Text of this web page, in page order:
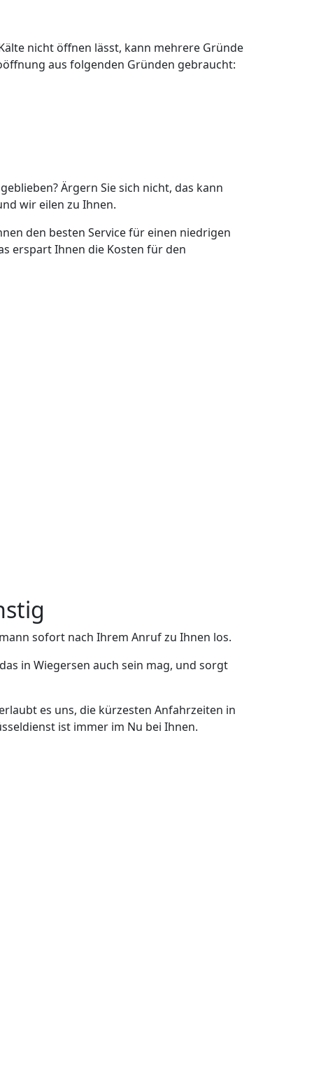
nicht öffnen lässt, kann mehrere Gründe
aus folgenden Gründen gebraucht:
Ärgern Sie sich nicht, das kann
wir eilen zu Ihnen.
den besten Service für einen niedrigen
erspart Ihnen die Kosten für den
sofort nach Ihrem Anruf zu Ihnen los.
in Wiegersen auch sein mag, und sorgt
es uns, die kürzesten Anfahrzeiten in
ist immer im Nu bei Ihnen.